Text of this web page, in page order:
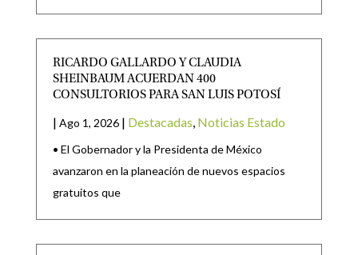
RICARDO GALLARDO Y CLAUDIA
SHEINBAUM ACUERDAN 400
CONSULTORIOS PARA SAN LUIS POTOSÍ
| Ago 1, 2026 | Destacadas, Noticias Estado
• El Gobernador y la Presidenta de México
avanzaron en la planeación de nuevos espacios
gratuitos que